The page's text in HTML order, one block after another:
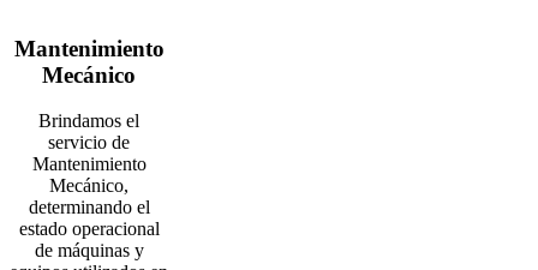
Mantenimiento
Mecánico
Brindamos el
servicio de
Mantenimiento
Mecánico,
determinando el
estado operacional
de máquinas y